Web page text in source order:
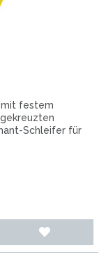
mit festem
Schleifer für